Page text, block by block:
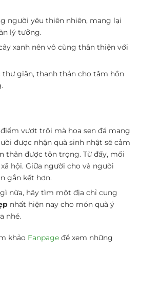
người yêu thiên nhiên, mang lại
lý tưởng.
xanh nên vô cùng thân thiện với
thư giãn, thanh thản cho tâm hồn
điểm vượt trội mà hoa sen đá mang
được nhận quà sinh nhật sẽ cảm
thân được tôn trọng. Từ đấy, mối
hội. Giữa người cho và người
gắn kết hơn.
nữa, hãy tìm một địa chỉ cung
nhất hiện nay cho món quà ý
nhé.
khảo Fanpage để xem những